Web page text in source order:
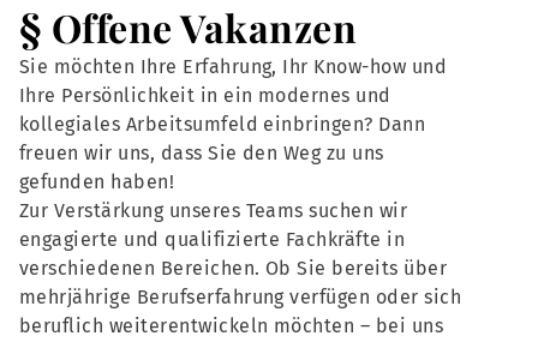
§ Offene Vakanzen
Sie möchten Ihre Erfahrung, Ihr Know-how und
Ihre Persönlichkeit in ein modernes und
kollegiales Arbeitsumfeld einbringen? Dann
freuen wir uns, dass Sie den Weg zu uns
gefunden haben!
Zur Verstärkung unseres Teams suchen wir
engagierte und qualifizierte Fachkräfte in
verschiedenen Bereichen. Ob Sie bereits über
mehrjährige Berufserfahrung verfügen oder sich
beruflich weiterentwickeln möchten – bei uns